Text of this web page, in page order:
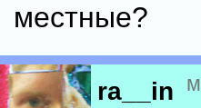
местные?
ra__in м